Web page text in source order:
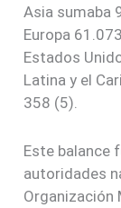
Asia sumaba
Europa
Estados
Latina y el
358 (5).
Este balance
autoridades
Organización